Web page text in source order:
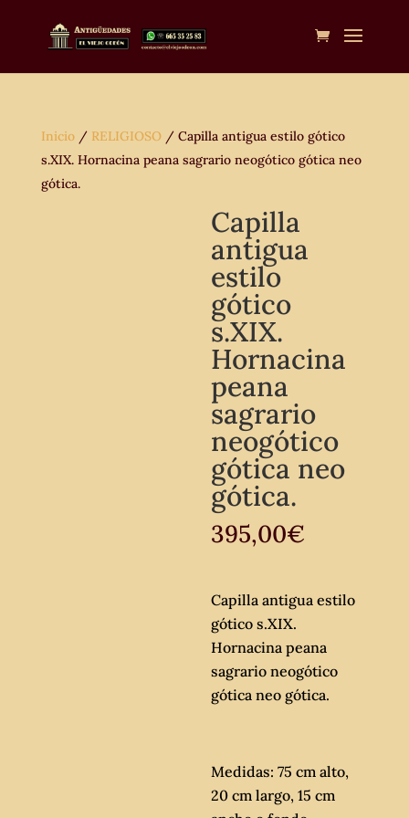
Inicio/ RELIGIOSO/ Capilla antigua estilo gótico
s.XIX. Hornacina peana sagrario neogótico gótica neo
gótica.
Capilla
antigua
estilo
gótico
s.XIX.
Hornacina
peana
sagrario
neogótico
gótica neo
gótica.
395,00€
Capilla antigua estilo
gótico s.XIX.
Hornacina peana
sagrario neogótico
gótica neo gótica.
Medidas: 75 cm alto,
20 cm largo, 15 cm